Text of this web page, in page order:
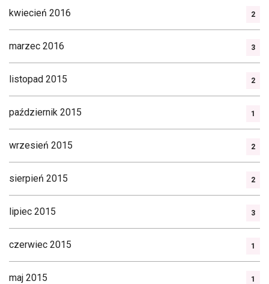
kwiecień 2016 2
marzec 2016 3
listopad 2015 2
październik 2015 1
wrzesień 2015 2
sierpień 2015 2
lipiec 2015 3
czerwiec 2015 1
maj 2015 1